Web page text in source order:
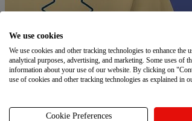
We use cookies
We use cookies and other tracking technologies to enhance the
analytical purposes, advertising, and marketing. Some uses of
information about your use of our website. By clicking on
use of cookies and other tracking technologies as explained in
Cookie Preferences